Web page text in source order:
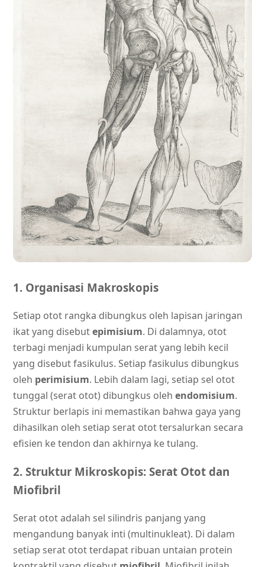
1. Organisasi Makroskopis
Setiap otot rangka dibungkus oleh lapisan jaringan
ikat yang disebutepimisium. Di dalamnya, otot
terbagi menjadi kumpulan serat yang lebih kecil
yang disebut fasikulus. Setiap fasikulus dibungkus
oleh perimisium. Lebih dalam lagi, setiap sel otot
tunggal (serat otot) dibungkus oleh endomisium.
Struktur berlapis ini memastikan bahwa gaya yang
dihasilkan oleh setiap serat otot tersalurkan secara
efisien ke tendon dan akhirnya ke tulang.
2. Struktur Mikroskopis: Serat Otot dan
Miofibril
Serat otot adalah sel silindris panjang yang
mengandung banyak inti (multinukleat). Di dalam
setiap serat otot terdapat ribuan untaian protein